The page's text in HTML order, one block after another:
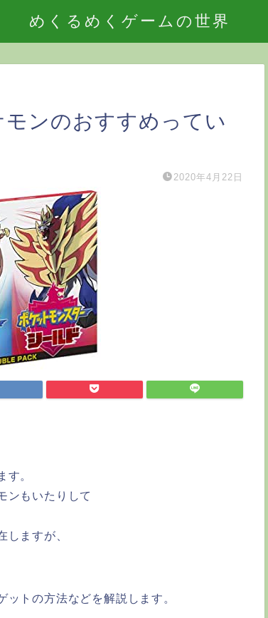
めくるめくゲームの世界
ンのおすすめってい
2020年4月22日
す。
ンもいたりして
しますが、
トの方法などを解説します。